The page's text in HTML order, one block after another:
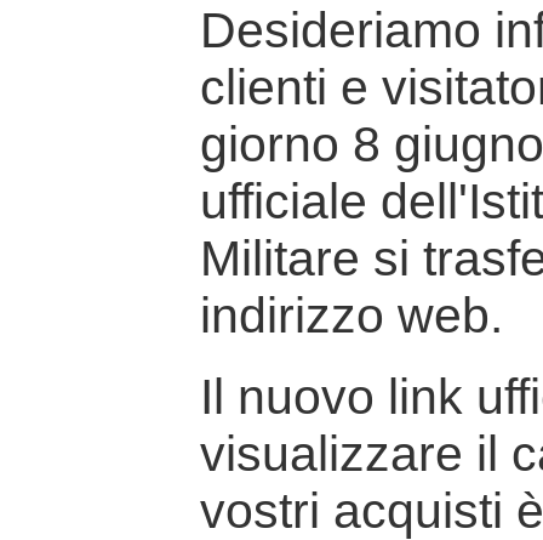
Desideriamo
clienti e
giorno 8
ufficiale
Militare si
indirizzo web.
Il nuovo link
visualizzare il
vostri acquisti